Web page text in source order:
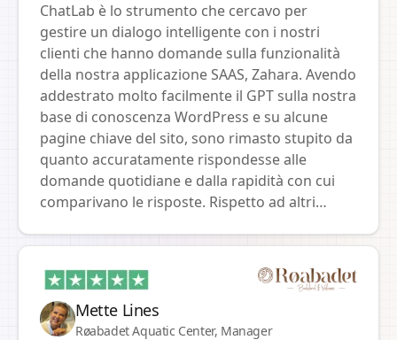
maggiore efficienza ma anche maggiore
soddisfazione dei clienti, poiché apprezzano le
risposte rapide e accurate alle loro domande. Il
supporto tecnico e l'approccio professionale
durante tutto il progetto sono stati davvero di
prim'ordine. La nostra collaborazione sulle
innovazioni continua e crediamo che grazie a
Chatlab saremo ancora più vicini ai nostri
clienti. Grazie per l'eccellente lavoro!
ChatLab è lo strumento che cercavo per
gestire un dialogo intelligente con i nostri
clienti che hanno domande sulla funzionalità
della nostra applicazione SAAS, Zahara. Avendo
addestrato molto facilmente il GPT sulla nostra
base di conoscenza WordPress e su alcune
pagine chiave del sito, sono rimasto stupito da
quanto accuratamente rispondesse alle
domande quotidiane e dalla rapidità con cui
comparivano le risposte. Rispetto ad altri
stata semplice e la velocità sorprendente.
Questo è il nostro primo passo nella creazione
di una funzione di supporto assistita da AI.
Mette Lines
Røabadet Aquatic Center, Manager